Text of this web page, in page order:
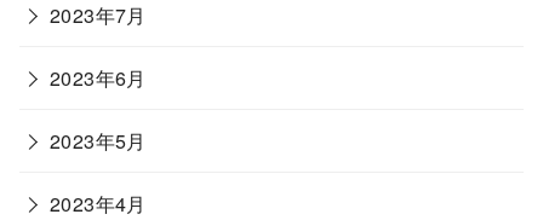
2023年7月
2023年6月
2023年5月
2023年4月